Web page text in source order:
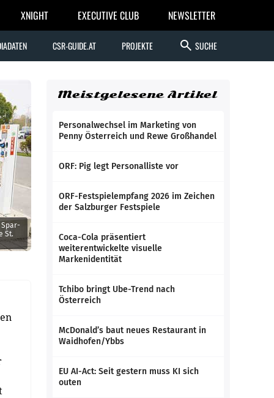
XNIGHT EXECUTIVE CLUB NEWSLETTER
CSR-GUIDE.AT PROJEKTE search SUCHE
Spar-
St.
Meistgelesene Artikel
Personalwechsel im Marketing von
Penny Österreich und Rewe Großhandel
ORF: Pig legt Personalliste vor
ORF-Festspielempfang 2026 im Zeichen
der Salzburger Festspiele
Coca-Cola präsentiert
weiterentwickelte visuelle
Markenidentität
Tchibo bringt Ube-Trend nach
Österreich
McDonald’s baut neues Restaurant in
Waidhofen/Ybbs
EU AI-Act: Seit gestern muss KI sich
outen